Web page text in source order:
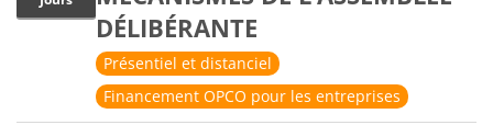
DÉLIBÉRANTE
Présentiel et distanciel
Financement OPCO pour les entreprises